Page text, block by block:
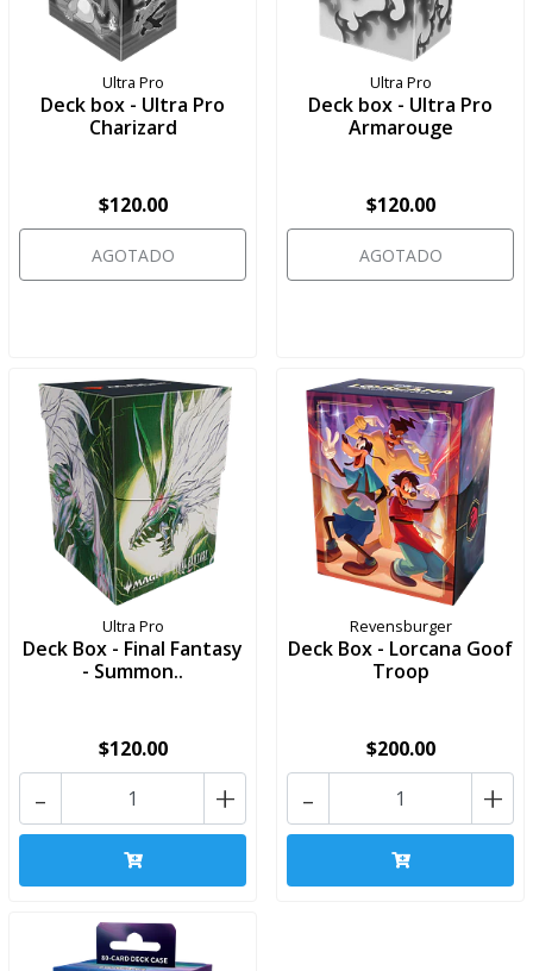
Ultra Pro
Deck box - Ultra Pro
Charizard
$120.00
AGOTADO
Ultra Pro
Deck box - Ultra Pro
Armarouge
$120.00
AGOTADO
Ultra Pro
Deck Box - Final Fantasy
- Summon..
$120.00
+
-
Revensburger
Deck Box - Lorcana Goof
Troop
$200.00
+
-